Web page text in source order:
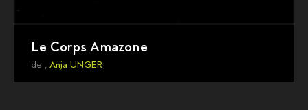
Le Corps Amazone
de , Anja UNGER